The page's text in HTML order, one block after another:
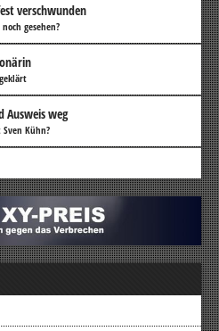
verschwunden
gesehen?
Ausweis weg
Kühn?